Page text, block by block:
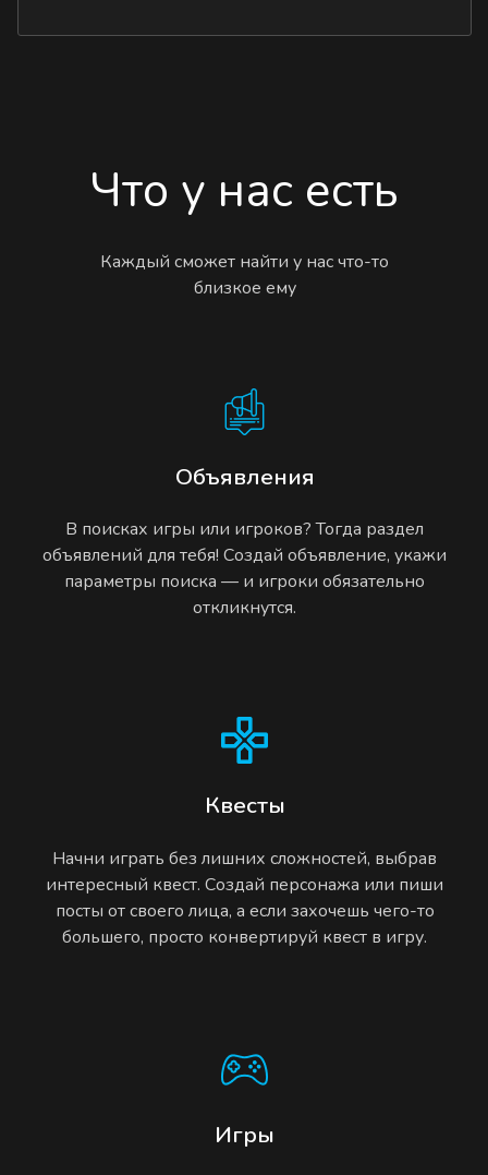
Что у нас есть
Каждый сможет найти у нас что-то
близкое ему
Объявления
В поисках игры или игроков? Тогда раздел
объявлений для тебя! Создай объявление, укажи
параметры поиска — и игроки обязательно
откликнутся.
Квесты
Начни играть без лишних сложностей, выбрав
интересный квест. Создай персонажа или пиши
посты от своего лица, а если захочешь чего-то
большего, просто конвертируй квест в игру.
Игры